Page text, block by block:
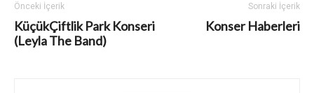
Önceki İçerik
KüçükÇiftlik Park Konseri
(Leyla The Band)
Sonraki İçerik
Konser Haberleri